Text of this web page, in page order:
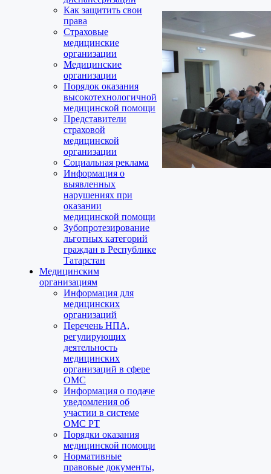
Как защитить свои
права
Страховые
медицинские
организации
Медицинские
организации
Порядок оказания
высокотехнологичной
медицинской помощи
Представители
страховой
медицинской
организации
Социальная реклама
Информация о
выявленных
нарушениях при
оказании
медицинской помощи
Зубопротезирование
льготных категорий
граждан в Республике
Татарстан
Медицинским
организациям
Информация для
медицинских
организаций
Перечень НПА,
регулирующих
деятельность
медицинских
организаций в сфере
ОМС
Информация о подаче
уведомления об
участии в системе
ОМС РТ
Порядки оказания
медицинской помощи
Нормативные
правовые документы,